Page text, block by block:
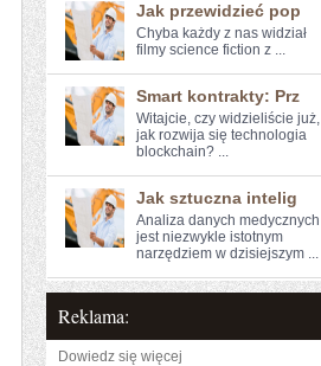
Jak przewidzieć pop
Chyba każdy z nas ⁣widział
filmy science fiction‍ z ...
Smart kontrakty: Prz
Witajcie, czy​ widzieliście już,
jak rozwija się ‍technologia
blockchain? ...
Jak sztuczna intelig
Analiza danych ⁣medycznych
jest niezwykle⁤ istotnym
narzędziem w dzisiejszym ...
Reklama:
Dowiedz się więcej